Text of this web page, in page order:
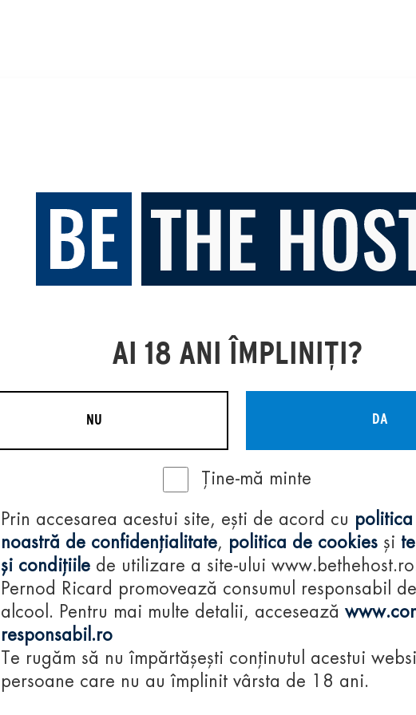
consumă-
AI 18 ANI ÎMPLINIȚI?
NU DA
Ține-mă minte
Prin accesarea acestui site, ești de acord cu politica
noastră de confidențialitate, politica de cookies și
și condițiile de utilizare a site-ului
Pernod Ricard promovează consumul responsabil de
alcool. Pentru mai multe detalii, accesează
responsabil.ro
Te rugăm să nu împărtășești conținutul acestui
persoane care nu au împlinit vârsta de 18 ani.